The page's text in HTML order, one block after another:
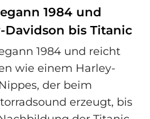
1984 und
bis Titanic
1984 und reicht
wie einem Harley-
der beim
erzeugt, bis